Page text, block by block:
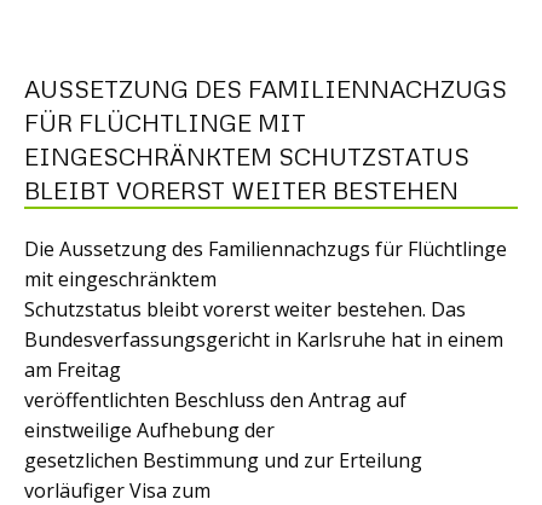
AUSSETZUNG DES FAMILIENNACHZUGS
FÜR FLÜCHTLINGE MIT
EINGESCHRÄNKTEM SCHUTZSTATUS
BLEIBT VORERST WEITER BESTEHEN
Die Aussetzung des Familiennachzugs für Flüchtlinge
mit eingeschränktem
Schutzstatus bleibt vorerst weiter bestehen. Das
Bundesverfassungsgericht in Karlsruhe hat in einem
am Freitag
veröffentlichten Beschluss den Antrag auf
einstweilige Aufhebung der
gesetzlichen Bestimmung und zur Erteilung
vorläufiger Visa zum